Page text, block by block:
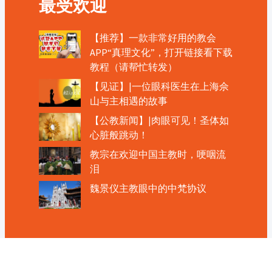
最受欢迎
【推荐】一款非常好用的教会
APP“真理文化”，打开链接看下载
教程（请帮忙转发）
【见证】|一位眼科医生在上海佘
山与主相遇的故事
【公教新闻】|肉眼可见！圣体如
心脏般跳动！
教宗在欢迎中国主教时，哽咽流
泪
魏景仪主教眼中的中梵协议